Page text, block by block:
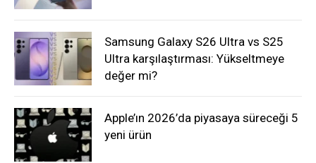
Samsung Galaxy S26 Ultra vs S25
Ultra karşılaştırması: Yükseltmeye
değer mi?
Apple’ın 2026’da piyasaya süreceği 5
yeni ürün